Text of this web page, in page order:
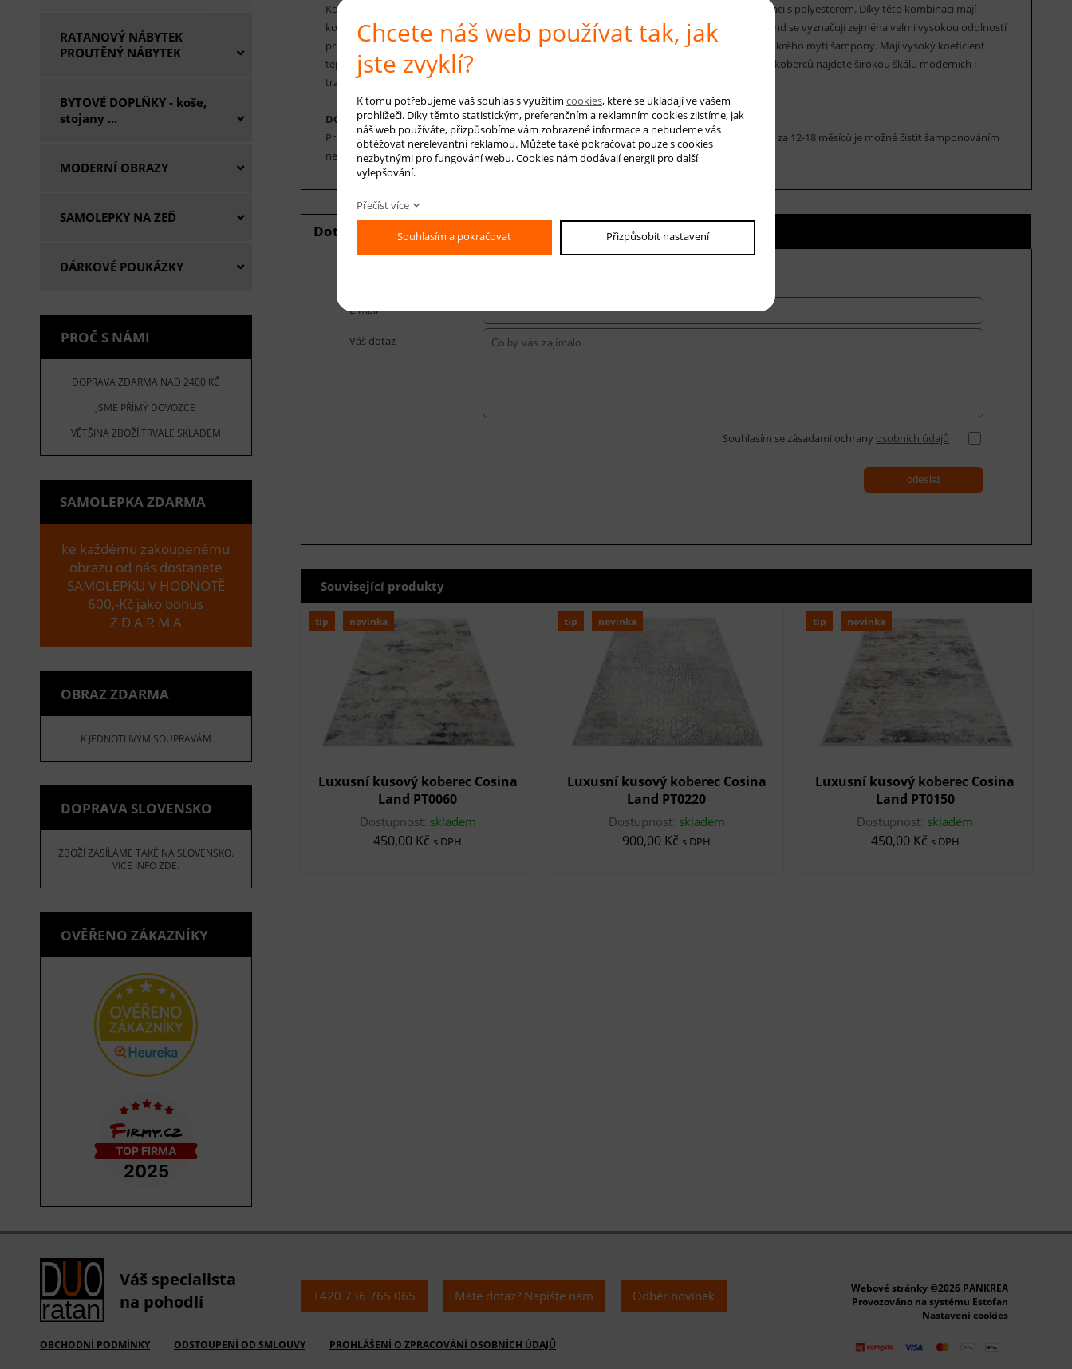
RATANOVÝ NÁBYTEK
PROUTĚNÝ NÁBYTEK
BYTOVÉ DOPLŇKY - koše,
stojany ...
MODERNÍ OBRAZY
SAMOLEPKY NA ZEĎ
DÁRKOVÉ POUKÁZKY
PROČ S NÁMI
DOPRAVA ZDARMA NAD 2400 KČ
JSME PŘÍMÝ DOVOZCE
VĚTŠINA ZBOŽÍ TRVALE SKLADEM
SAMOLEPKA ZDARMA
ke každému zakoupenému
obrazu od nás dostanete
SAMOLEPKU V HODNOTĚ
600,-Kč jako bonus
Z D A R M A
OBRAZ ZDARMA
K JEDNOTLIVÝM SOUPRAVÁM
DOPRAVA SLOVENSKO
ZBOŽÍ ZASÍLÁME TAKÉ NA SLOVENSKO.
VÍCE INFO ZDE.
OVĚŘENO ZÁKAZNÍKY
Koberce z kolekce
jsou vyrobeny z nejkvalitnější polypropylenové příze v kombinaci s polyesterem. Díky této kombinaci mají
koberce měkký a příjemný vlas o výšce 9 milimetrů a hmotnosti 1300 gr/m2. Koberce Cosina Land se vyznačují zejména velmi vysokou odolností
proti oděru a jejich vlákna jsou elastická a nedeformují se. Snadno se čistí, včetně vysávání a mokrého mytí šampony. Mají vysoký koeficient
tepelné vodivosti, a proto je lze použít i v místnostech s podlahovým vytápěním. V této kolekci koberců najdete širokou škálu moderních i
tradičních vzorů v různých velikostech, barevných odstínech a kombinacích.
DOPORUČENÁ ÚDRŽBA:
Pravidelné vysávání nečistot z koberce, aby se zabránilo jejich zašlapání do koberce. Cca jednou za 12-18 měsíců je možné čistit šamponováním
nebo parním čištěním.
Dotaz na produkt Hlídání ceny
E-mail *
Váš dotaz
Souhlasím se zásadami ochrany osobních údajů
odeslat
Související produkty
tip novinka
Luxusní kusový koberec Cosina
Land PT0060
Dostupnost: skladem
450,00 Kč s DPH
tip novinka
Luxusní kusový koberec Cosina
Land PT0220
Dostupnost: skladem
900,00 Kč s DPH
tip novinka
Luxusní kusový koberec Cosina
Land PT0150
Dostupnost: skladem
450,00 Kč s DPH
Váš specialista
na pohodlí
OBCHODNÍ PODMÍNKY ODSTOUPENÍ OD SMLOUVY PROHLÁŠENÍ O ZPRACOVÁNÍ OSOBNÍCH ÚDAJŮ
+420 736 765 065 Máte dotaz? Napište nám Odběr novinek
Webové stránky ©2026 PANKREA
Provozováno na systému Estofan
Nastavení cookies
Chcete náš web používat tak, jak
jste zvyklí?
K tomu potřebujeme váš souhlas s využitím cookies, které se ukládají ve vašem
prohlížeči. Díky těmto statistickým, preferenčním a reklamním cookies zjistíme, jak
náš web používáte, přizpůsobíme vám zobrazené informace a nebudeme vás
obtěžovat nerelevantní reklamou. Můžete také pokračovat pouze s cookies
nezbytnými pro fungování webu. Cookies nám dodávají energii pro další
vylepšování.
Přečíst více
Souhlasím a pokračovat Přizpůsobit nastavení